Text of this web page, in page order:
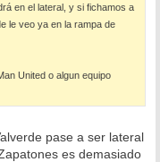
en el lateral, y si fichamos a
le veo ya en la rampa de
United o algun equipo
pase a ser lateral
es demasiado